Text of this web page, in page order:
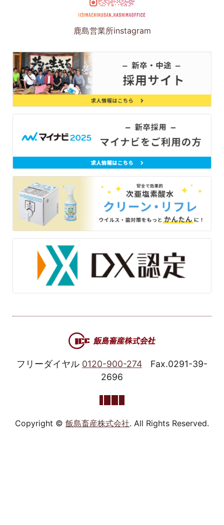
鹿島営業所instagram
フリーダイヤル 0120-900-274
Fax.0291-39-
2696
Copyright © 飯島畜産株式会社. All Rights Reserved.